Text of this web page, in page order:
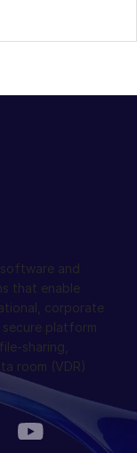
and
that enable
corporate
secure platform
sharing,
room (VDR)